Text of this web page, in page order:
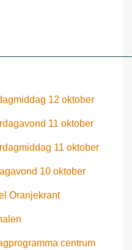
12 oktober
11 oktober
11 oktober
10 oktober
Oranjekrant
centrum